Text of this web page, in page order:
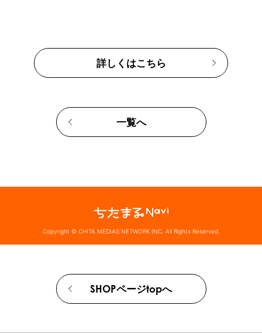
詳しくはこちら
一覧へ
Copyright © CHITA MEDIAS NETWORK INC. All Rights Reserved.
SHOPページtopへ